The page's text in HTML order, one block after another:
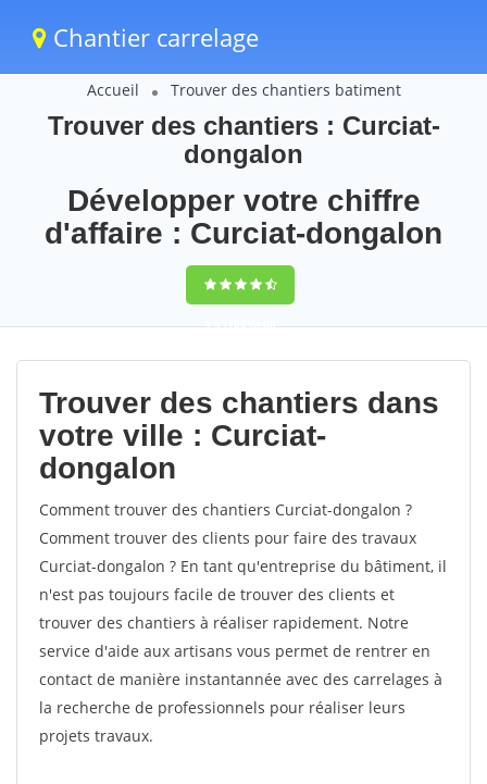
Chantier carrelage
Accueil Trouver des chantiers batiment
Trouver des chantiers : Curciat-
dongalon
Développer votre chiffre
d'affaire : Curciat-dongalon
9,5(100%)68
votes
Trouver des chantiers dans
votre ville : Curciat-
dongalon
Comment trouver des chantiers Curciat-dongalon ?
Comment trouver des clients pour faire des travaux
Curciat-dongalon ? En tant qu'entreprise du bâtiment, il
n'est pas toujours facile de trouver des clients et
trouver des chantiers à réaliser rapidement. Notre
service d'aide aux artisans vous permet de rentrer en
contact de manière instantannée avec des carrelages à
la recherche de professionnels pour réaliser leurs
projets travaux.